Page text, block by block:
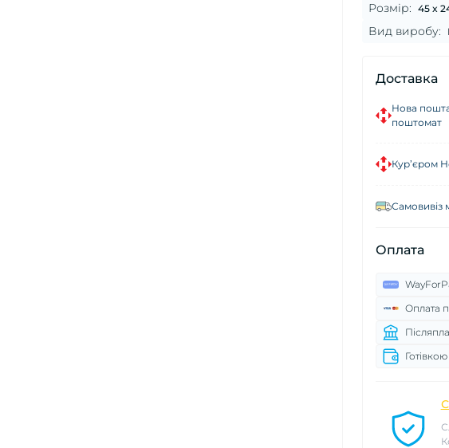
Розмір: 45 x
Вид виробу:
Доставка
Нова
поштомат
Кур’єром
Самовивіз
Оплата
Оплата